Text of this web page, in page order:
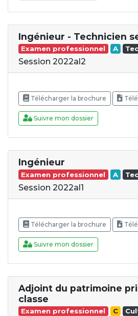
Ingénieur - Technicien
Examen professionnel A
Session 2022al2
Télécharger la brochure
Suivre mon dossier
Ingénieur
Examen professionnel A
Session 2022al1
Télécharger la brochure
Suivre mon dossier
Adjoint du patrimoine
classe
Examen professionnel C